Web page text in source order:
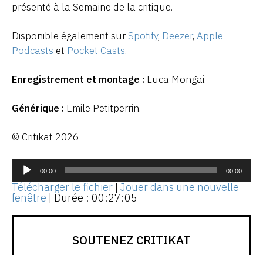
présenté à la Semaine de la critique.
Disponible également surSpotify, Deezer, Apple
Podcasts et Pocket Casts.
Enregistrement et montage : Luca Mongai.
Générique : Emile Petitperrin.
© Critikat 2026
Lecteur
audio
00:00 00:00
Télécharger le fichier | Jouer dans une nouvelle
fenêtre | Durée : 00:27:05
SOUTENEZ CRITIKAT